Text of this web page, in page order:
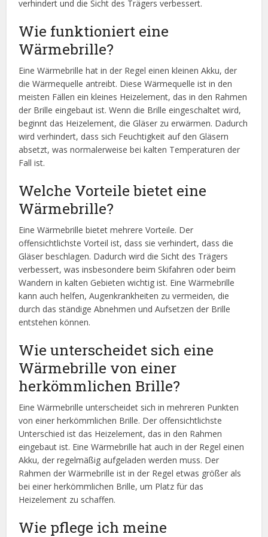
verhindert und die Sicht des Trägers verbessert.
Wie funktioniert eine
Wärmebrille?
Eine Wärmebrille hat in der Regel einen kleinen Akku, der
die Wärmequelle antreibt. Diese Wärmequelle ist in den
meisten Fällen ein kleines Heizelement, das in den Rahmen
der Brille eingebaut ist. Wenn die Brille eingeschaltet wird,
beginnt das Heizelement, die Gläser zu erwärmen. Dadurch
wird verhindert, dass sich Feuchtigkeit auf den Gläsern
absetzt, was normalerweise bei kalten Temperaturen der
Fall ist.
Welche Vorteile bietet eine
Wärmebrille?
Eine Wärmebrille bietet mehrere Vorteile. Der
offensichtlichste Vorteil ist, dass sie verhindert, dass die
Gläser beschlagen. Dadurch wird die Sicht des Trägers
verbessert, was insbesondere beim Skifahren oder beim
Wandern in kalten Gebieten wichtig ist. Eine Wärmebrille
kann auch helfen, Augenkrankheiten zu vermeiden, die
durch das ständige Abnehmen und Aufsetzen der Brille
entstehen können.
Wie unterscheidet sich eine
Wärmebrille von einer
herkömmlichen Brille?
Eine Wärmebrille unterscheidet sich in mehreren Punkten
von einer herkömmlichen Brille. Der offensichtlichste
Unterschied ist das Heizelement, das in den Rahmen
eingebaut ist. Eine Wärmebrille hat auch in der Regel einen
Akku, der regelmäßig aufgeladen werden muss. Der
Rahmen der Wärmebrille ist in der Regel etwas größer als
bei einer herkömmlichen Brille, um Platz für das
Heizelement zu schaffen.
Wie pflege ich meine